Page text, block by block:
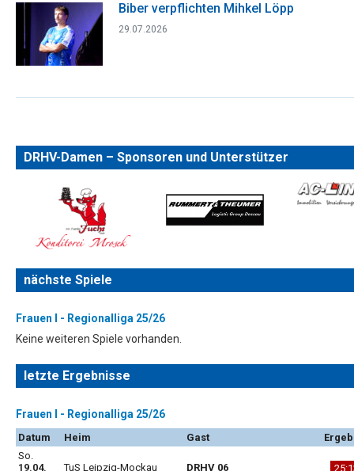
Biber verpflichten Mihkel Löpp
29.07.2026
DRHV-Damen – Sponsoren und Unterstützer
nächste Spiele
Frauen I - Regionalliga 25/26
Keine weiteren Spiele vorhanden.
letzte Ergebnisse
Frauen I - Regionalliga 25/26
Datum Heim Gast
So.
19.04.
TuS Leipzig-Mockau DRHV 06